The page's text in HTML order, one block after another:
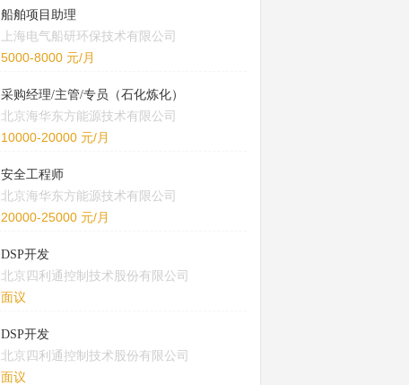
船舶项目助理
上海电气船研环保技术有限公司
5000-8000 元/月
采购经理/主管/专员（石化炼化）
北京海华东方能源技术有限公司
10000-20000 元/月
安全工程师
北京海华东方能源技术有限公司
20000-25000 元/月
DSP开发
北京四利通控制技术股份有限公司
面议
DSP开发
北京四利通控制技术股份有限公司
面议